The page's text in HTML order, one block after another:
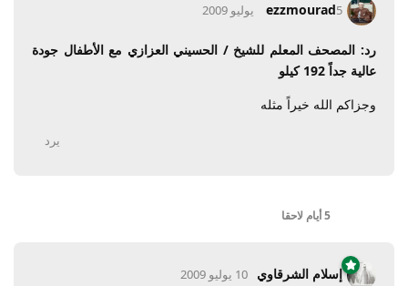
ezzmourad5 يوليو 2009
رد: المصحف المعلم للشيخ / الحسيني العزازي مع الأطفال جودة
عالية جداً 192 كيلو
وجزاكم الله خيراً مثله
يرد
5 أيام لاحقا
إسلام الشرقاوي 10 يوليو 2009